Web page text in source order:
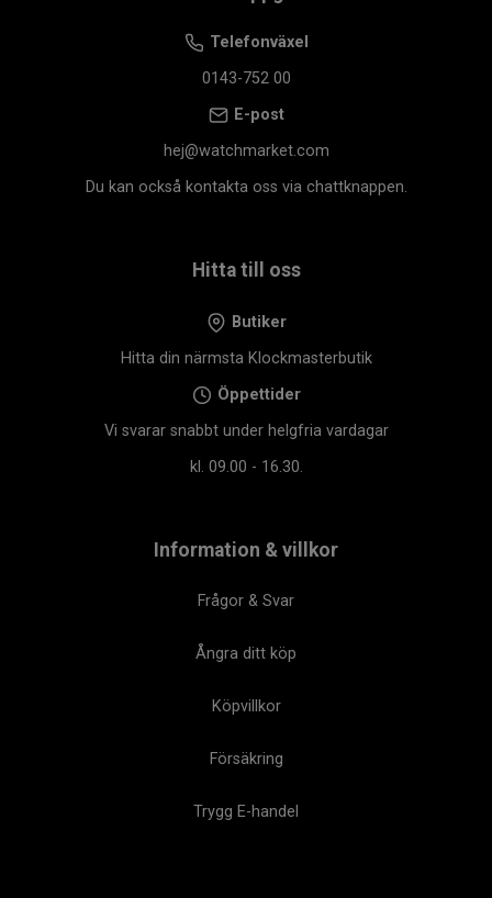
Telefonväxel
0143-752 00
E-post
hej@watchmarket.com
Du kan också kontakta oss via chattknappen.
Hitta till oss
Butiker
Hitta din närmsta Klockmasterbutik
Öppettider
Vi svarar snabbt under helgfria vardagar
kl. 09.00 - 16.30.
Information & villkor
Frågor & Svar
Ångra ditt köp
Köpvillkor
Försäkring
Trygg E-handel